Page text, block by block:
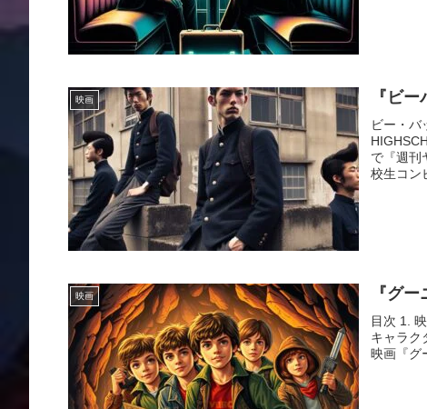
映画 『ビ
ビー・バ
で『週刊
校生コン
映画 『グ
目次 1.
キャラク
映画『グ